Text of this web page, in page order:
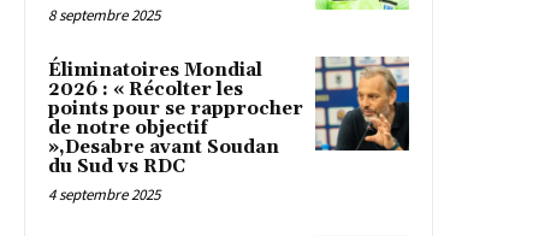
8 septembre 2025
Éliminatoires Mondial
2026 : « Récolter les
points pour se rapprocher
de notre objectif
»,Desabre avant Soudan
du Sud vs RDC
4 septembre 2025